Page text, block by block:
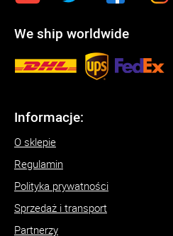
We ship worldwide
Informacje:
O sklepie
Regulamin
Polityka prywatności
Sprzedaż i transport
Partnerzy